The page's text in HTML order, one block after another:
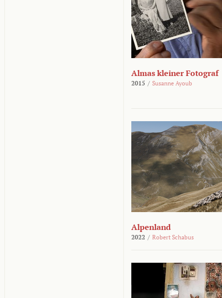
Almas kleiner Fotograf
2015 / Susanne Ayoub
Alpenland
2022 / Robert Schabus